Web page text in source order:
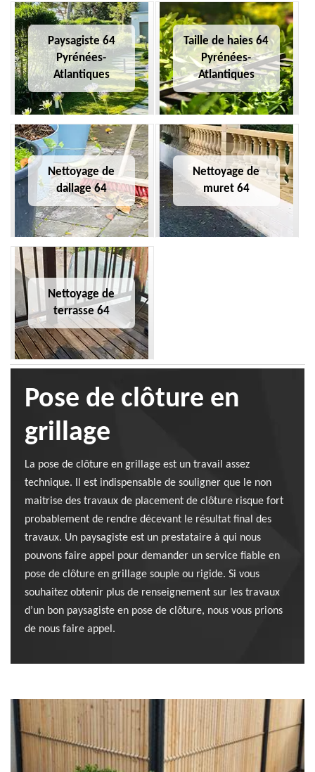
Paysagiste 64
Pyrénées-
Atlantiques
Taille de haies 64
Pyrénées-
Atlantiques
Nettoyage de
dallage 64
Nettoyage de
muret 64
Nettoyage de
terrasse 64
Pose de clôture en
grillage
La pose de clôture en grillage est un travail assez
technique. Il est indispensable de souligner que le non
maitrise des travaux de placement de clôture risque fort
probablement de rendre décevant le résultat final des
travaux. Un paysagiste est un prestataire à qui nous
pouvons faire appel pour demander un service fiable en
pose de clôture en grillage souple ou rigide. Si vous
souhaitez obtenir plus de renseignement sur les travaux
d’un bon paysagiste en pose de clôture, nous vous prions
de nous faire appel.